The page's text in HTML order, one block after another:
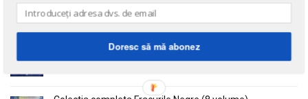
Alain Manevy
Alan Butler
Alan Dean Foster
Alain Manevy
Alan Butler
Alan Dean Foster
Doctrina sau Cele patru carti clasice ale Chinei
Doresc să mă abonez